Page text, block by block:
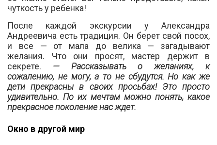
чуткость у ребенка!
После каждой экскурсии у Александра
Андреевича есть традиция. Он берет свой посох,
и все — от мала до велика — загадывают
желания. Что они просят, мастер держит в
секрете. — Рассказывать о желаниях, к
сожалению, не могу, а то не сбудутся. Но как же
дети прекрасны в своих просьбах! Это просто
удивительно. По их мечтам можно понять, какое
прекрасное поколение нас ждет.
Окно в другой мир